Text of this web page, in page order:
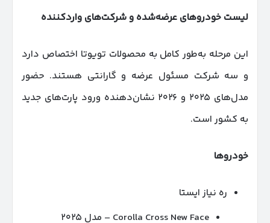
لیست خودروهای عرضه‌شده و شرکت‌های واردکننده
این مرحله به‌طور کامل به محصولات تویوتا اختصاص دارد
و سه شرکت مسئول عرضه و گارانتی هستند. حضور
مدل‌های ۲۰۲۵ و ۲۰۲۶ نشان‌دهنده ورود پارت‌های جدید
به کشور است.
خودروها
ره نیاز ایستا
Corolla Cross New Face – مدل ۲۰۲۵